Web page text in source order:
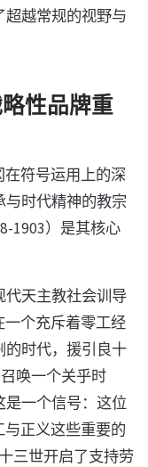
越常规的视野与
性品牌重
在符号运用上的深
与时代精神的教宗
1903）是其核心
代天主教社会训导
一个充斥着零工经
的时代，援引良十
唤一个关乎时
一个信号：这位
正义这些重要的
三世开启了支持劳